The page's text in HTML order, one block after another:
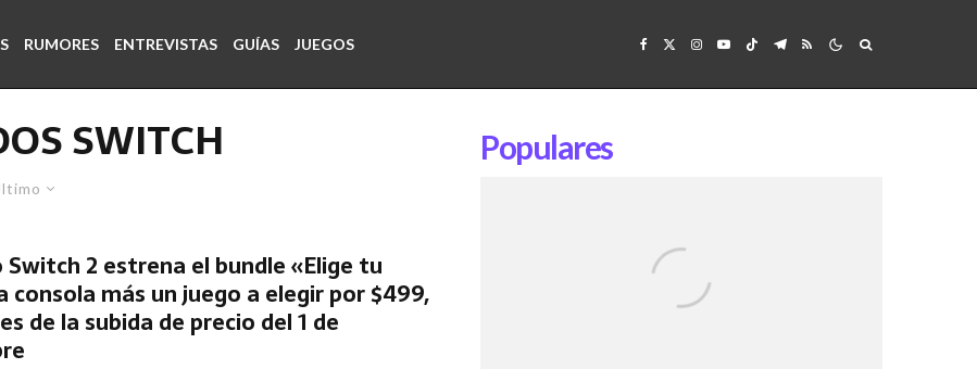
RUMORES ENTREVISTAS GUÍAS JUEGOS
SWITCH
2 estrena el bundle «Elige tu
consola más un juego a elegir por $499,
de la subida de precio del 1 de
Populares